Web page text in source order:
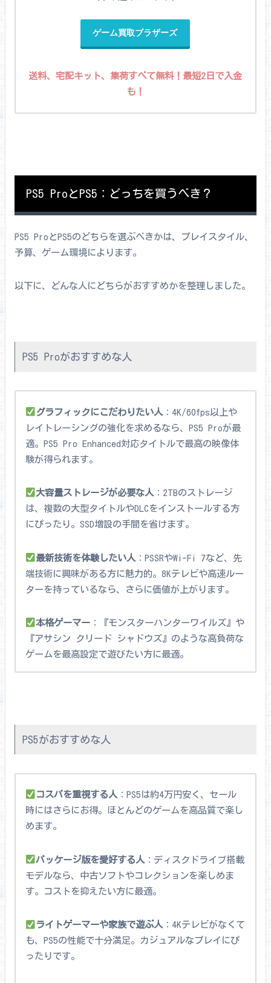
ゲーム買取ブラザーズ
送料、宅配キット、集荷すべて無料！最短2日で入金
も！
PS5 ProとPS5：どっちを買うべき？
PS5 ProとPS5のどちらを選ぶべきかは、プレイスタイル、
予算、ゲーム環境によります。
以下に、どんな人にどちらがおすすめかを整理しました。
PS5 Proがおすすめな人
グラフィックにこだわりたい人 ：4K/60fps以上や
レイトレーシングの強化を求めるなら、PS5 Proが最
適。PS5 Pro Enhanced対応タイトルで最高の映像体
験が得られます。
大容量ストレージが必要な人 ：2TBのストレージ
は、複数の大型タイトルやDLCをインストールする方
にぴったり。SSD増設の手間を省けます。
最新技術を体験したい人 ：PSSRやWi-Fi 7など、先
端技術に興味がある方に魅力的。8Kテレビや高速ルー
ターを持っているなら、さらに価値が上がります。
本格ゲーマー ：『モンスターハンターワイルズ』や
『アサシン クリード シャドウズ』のような高負荷な
ゲームを最高設定で遊びたい方に最適。
PS5がおすすめな人
コスパを重視する人：PS5は約4万円安く、セール
時にはさらにお得。ほとんどのゲームを高品質で楽し
めます。
パッケージ版を愛好する人 ：ディスクドライブ搭載
モデルなら、中古ソフトやコレクションを楽しめま
す。コストを抑えたい方に最適。
ライトゲーマーや家族で遊ぶ人：4Kテレビがなくて
も、PS5の性能で十分満足。カジュアルなプレイにぴ
ったりです。